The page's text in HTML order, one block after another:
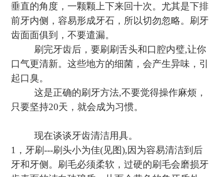
垂直的角度，一颗颗上下来回十次。尤其是下排
前牙内侧，容易形成牙石，所以切勿忽略。刷牙
齿面面俱到，不要遣漏。
刷完牙齿后，要刷刷舌头和口腔内璧,让你
口气更清新。这些地方的细菌，会产生异味，引
起口臭。
这是正确的刷牙方法,不要觉得操作麻烦，
只要坚持20天，就会成为习惯。
现在谈谈牙齿清洁用具。
1 ，牙刷---刷头小为佳(见图),因为容易清洁到后
牙和牙侧。刷毛必须柔软，过硬的刷毛会磨损牙